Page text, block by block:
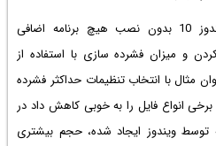
زیپ کردن فولدر یا فایل در ویندوز 10 بدون نصب هیچ برنامه اضافی
و میزان فشرده سازی با استفاده از
مثال با انتخاب تنظیماتحداکثر فشرده
انواع فایل را به خوبی کاهش داد در
توسط ویندوز ایجاد شده، حجم بیشتری